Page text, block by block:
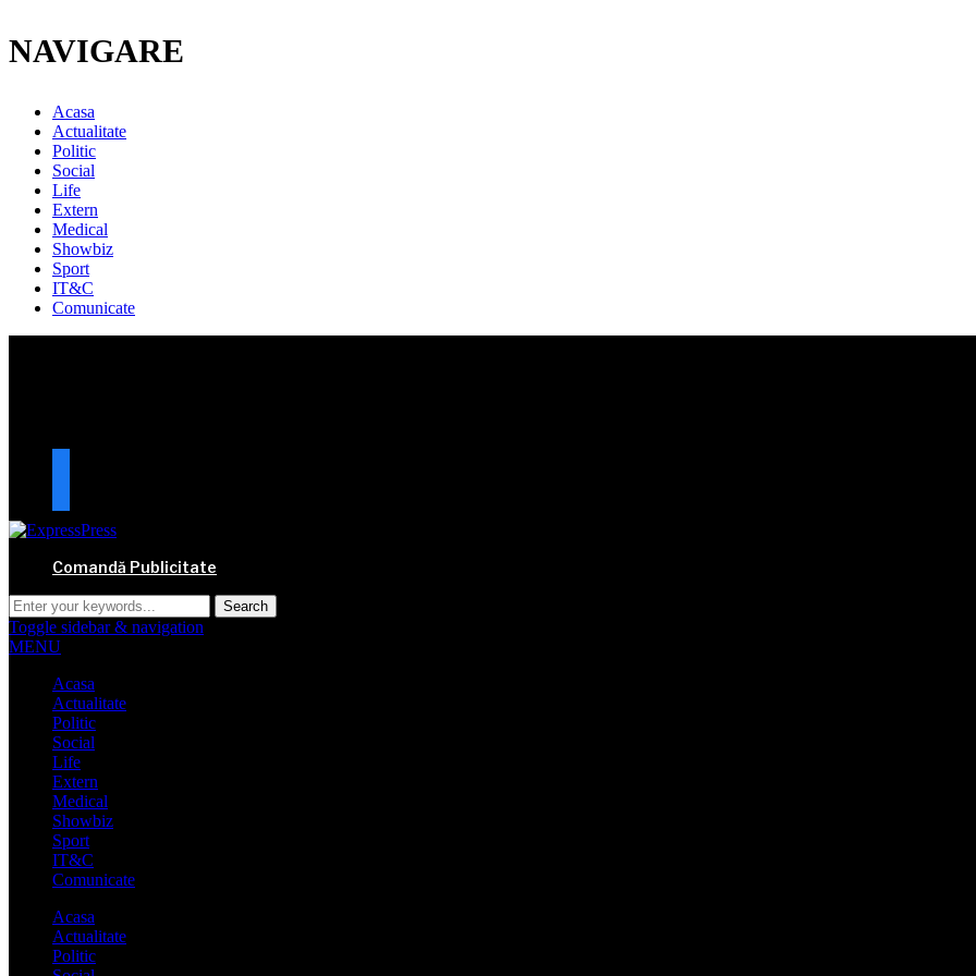
NAVIGARE
Acasa
Actualitate
Politic
Social
Life
Extern
Medical
Showbiz
Sport
IT&C
Comunicate
Comandă Publicitate
Toggle sidebar & navigation
MENU
Acasa
Actualitate
Politic
Social
Life
Extern
Medical
Showbiz
Sport
IT&C
Comunicate
Acasa
Actualitate
Politic